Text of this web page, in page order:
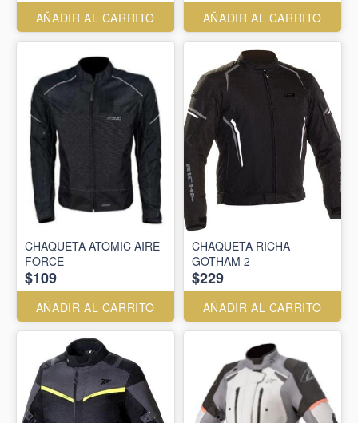
AÑADIR AL CARRITO
AÑADIR AL CARRITO
CHAQUETA ATOMIC AIRE
FORCE
$109
AÑADIR AL CARRITO
CHAQUETA RICHA
GOTHAM 2
$229
AÑADIR AL CARRITO